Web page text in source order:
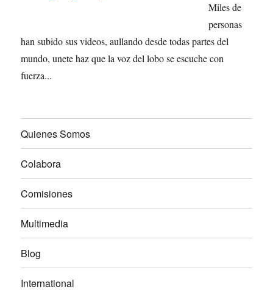
Miles de
personas
han subido sus videos, aullando desde todas partes del
mundo, unete haz que la voz del lobo se escuche con
fuerza...
Quienes Somos
Colabora
Comisiones
Multimedia
Blog
International